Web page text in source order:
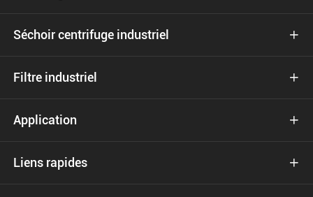
Séchoir centrifuge industriel 
Filtre industriel 
Application 
Liens rapides 